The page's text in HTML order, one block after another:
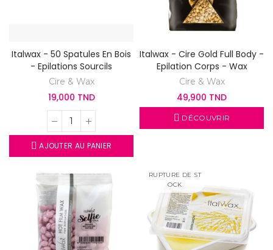
Italwax - 50 Spatules En Bois
- Epilations Sourcils
Cire & Wax
19,000 TND
AJOUTER AU PANIER
Italwax - Cire Gold Full Body -
Epilation Corps - Wax
Cire & Wax
49,900 TND
DÉCOUVRIR
RUPTURE DE ST
OCK